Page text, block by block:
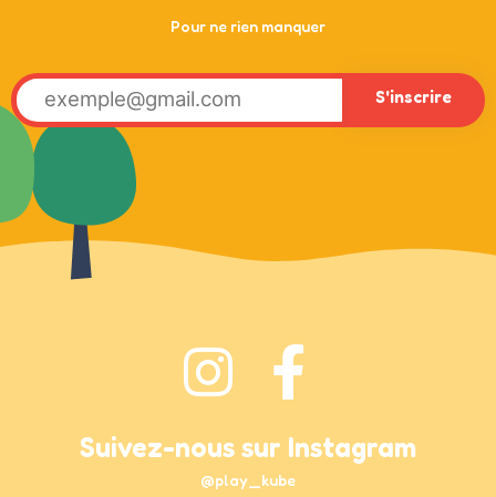
Pour ne rien manquer
Suivez-nous sur Instagram
@play_kube